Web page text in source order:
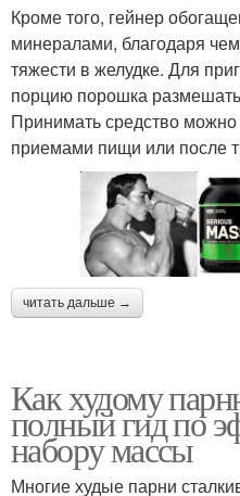
Кроме того, гейнер
минералами, благодаря
тяжести в желудке. Для
порцию порошка
Принимать средство
приемами пищи или после
читать дальше →
Как худому
полный гид по
набору массы
Многие худые парни